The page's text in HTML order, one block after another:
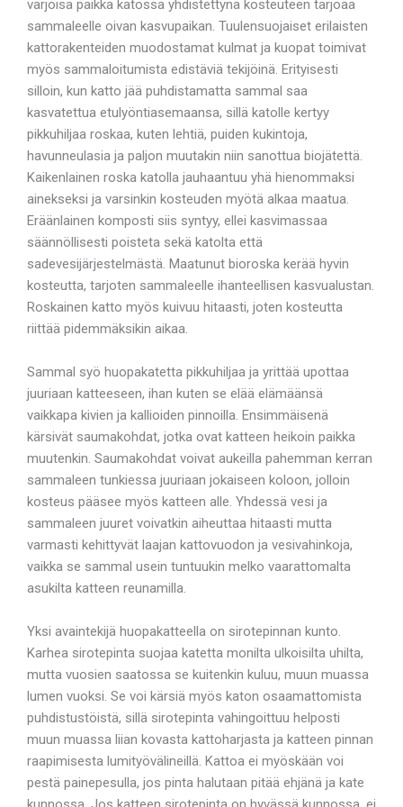
varjoisa paikka katossa yhdistettynä kosteuteen tarjoaa
sammaleelle oivan kasvupaikan. Tuulensuojaiset erilaisten
kattorakenteiden muodostamat kulmat ja kuopat toimivat
myös sammaloitumista edistäviä tekijöinä. Erityisesti
silloin, kun katto jää puhdistamatta sammal saa
kasvatettua etulyöntiasemaansa, sillä katolle kertyy
pikkuhiljaa roskaa, kuten lehtiä, puiden kukintoja,
havunneulasia ja paljon muutakin niin sanottua biojätettä.
Kaikenlainen roska katolla jauhaantuu yhä hienommaksi
ainekseksi ja varsinkin kosteuden myötä alkaa maatua.
Eräänlainen komposti siis syntyy, ellei kasvimassaa
säännöllisesti poisteta sekä katolta että
sadevesijärjestelmästä. Maatunut bioroska kerää hyvin
kosteutta, tarjoten sammaleelle ihanteellisen kasvualustan.
Roskainen katto myös kuivuu hitaasti, joten kosteutta
riittää pidemmäksikin aikaa.
Sammal syö huopakatetta pikkuhiljaa ja yrittää upottaa
juuriaan katteeseen, ihan kuten se elää elämäänsä
vaikkapa kivien ja kallioiden pinnoilla. Ensimmäisenä
kärsivät saumakohdat, jotka ovat katteen heikoin paikka
muutenkin. Saumakohdat voivat aukeilla pahemman kerran
sammaleen tunkiessa juuriaan jokaiseen koloon, jolloin
kosteus pääsee myös katteen alle. Yhdessä vesi ja
sammaleen juuret voivatkin aiheuttaa hitaasti mutta
varmasti kehittyvät laajan kattovuodon ja vesivahinkoja,
vaikka se sammal usein tuntuukin melko vaarattomalta
asukilta katteen reunamilla.
Yksi avaintekijä huopakatteella on sirotepinnan kunto.
Karhea sirotepinta suojaa katetta monilta ulkoisilta uhilta,
mutta vuosien saatossa se kuitenkin kuluu, muun muassa
lumen vuoksi. Se voi kärsiä myös katon osaamattomista
puhdistustöistä, sillä sirotepinta vahingoittuu helposti
muun muassa liian kovasta kattoharjasta ja katteen pinnan
raapimisesta lumityövälineillä. Kattoa ei myöskään voi
pestä painepesulla, jos pinta halutaan pitää ehjänä ja kate